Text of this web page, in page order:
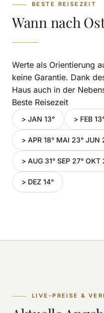
BESTE REISEZEIT
Wann nach
Werte als Orientierung
keine Garantie. Dank
Haus auch in der
Beste Reisezeit
> JAN 13° > FEB
> APR 18° MAI 23° JUN
> AUG 31° SEP 27° OKT
> DEZ 14°
LIVE-PREISE &